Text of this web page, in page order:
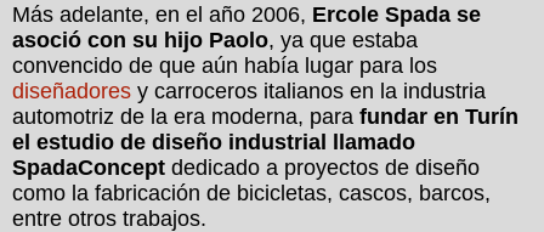
Más adelante, en el año 2006, Ercole Spada se
asoció con su hijo Paolo, ya que estaba
convencido de que aún había lugar para los
diseñadores y carroceros italianos en la industria
automotriz de la era moderna, para fundar en Turín
el estudio de diseño industrial llamado
SpadaConcept dedicado a proyectos de diseño
como la fabricación de bicicletas, cascos, barcos,
entre otros trabajos.